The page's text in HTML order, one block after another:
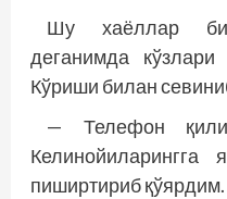
Шу хаёллар
деганимда
Кўриши билан
— Телефон
Келинойиларингга
пиширтириб қўярдим.